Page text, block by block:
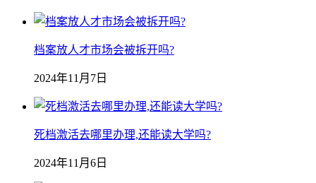
档案放人才市场会被拆开吗?
2024年11月7日
死档激活去哪里办理,还能读大学吗?
2024年11月6日